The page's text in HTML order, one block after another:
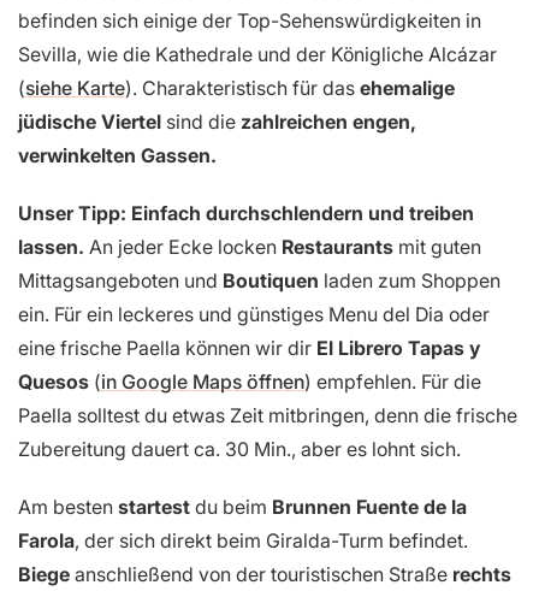
befinden sich einige der Top-Sehenswürdigkeiten in
Sevilla, wie die Kathedrale und der Königliche Alcázar
(siehe Karte). Charakteristisch für das ehemalige
jüdische Viertel sind die zahlreichen engen,
verwinkelten Gassen.
Unser Tipp: Einfach durchschlendern und treiben
lassen. An jeder Ecke locken Restaurants mit guten
Mittagsangeboten und Boutiquen laden zum Shoppen
ein. Für ein leckeres und günstiges Menu del Dia oder
eine frische Paella können wir dir El Librero Tapas y
Quesos (in Google Maps öffnen) empfehlen. Für die
Paella solltest du etwas Zeit mitbringen, denn die frische
Zubereitung dauert ca. 30 Min., aber es lohnt sich.
Am besten startest du beim Brunnen Fuente de la
Farola, der sich direkt beim Giralda-Turm befindet.
Biege anschließend von der touristischen Straße rechts